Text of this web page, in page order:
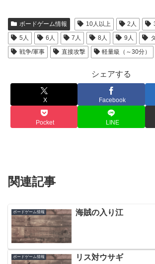
ボードゲーム情報 10人以上 2人
5人
6人 7人 8人 9人
戦争/軍事
直接攻撃 軽量級（～30分）
シェアする
X Facebook
Pocket LINE
関連記事
ボードゲーム情報 海賊の入り江
ボードゲーム情報 リス対ウサギ